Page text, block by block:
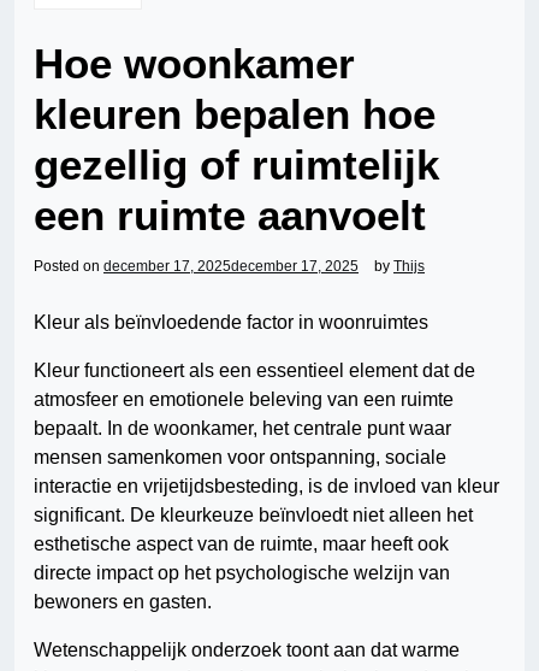
Hoe woonkamer
kleuren bepalen hoe
gezellig of ruimtelijk
een ruimte aanvoelt
Posted on december 17, 2025december 17, 2025 by Thijs
Kleur als beïnvloedende factor in woonruimtes
Kleur functioneert als een essentieel element dat de
atmosfeer en emotionele beleving van een ruimte
bepaalt. In de woonkamer, het centrale punt waar
mensen samenkomen voor ontspanning, sociale
interactie en vrijetijdsbesteding, is de invloed van kleur
significant. De kleurkeuze beïnvloedt niet alleen het
esthetische aspect van de ruimte, maar heeft ook
directe impact op het psychologische welzijn van
bewoners en gasten.
Wetenschappelijk onderzoek toont aan dat warme